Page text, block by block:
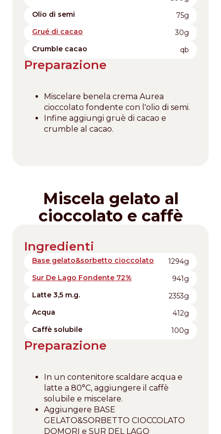
Olio di semi
75g
Grué di cacao
30g
Crumble cacao
qb
Preparazione
Miscelare benela crema Aurea
cioccolato fondente con l'olio di semi.
Infine aggiungi gruè di cacao e
crumble al cacao.
Miscela gelato al
cioccolato e caffè
Ingredienti
Base gelato&sorbetto cioccolato
1294g
Sur De Lago Fondente 72%
941g
Latte 3,5 m.g.
2353g
Acqua
412g
Caffè solubile
100g
Preparazione
In un contenitore scaldare acqua e
latte a 80°C, aggiungere il caffè
solubile e miscelare.
Aggiungere BASE
GELATO&SORBETTO CIOCCOLATO
DOMORI e SUR DEL LAGO